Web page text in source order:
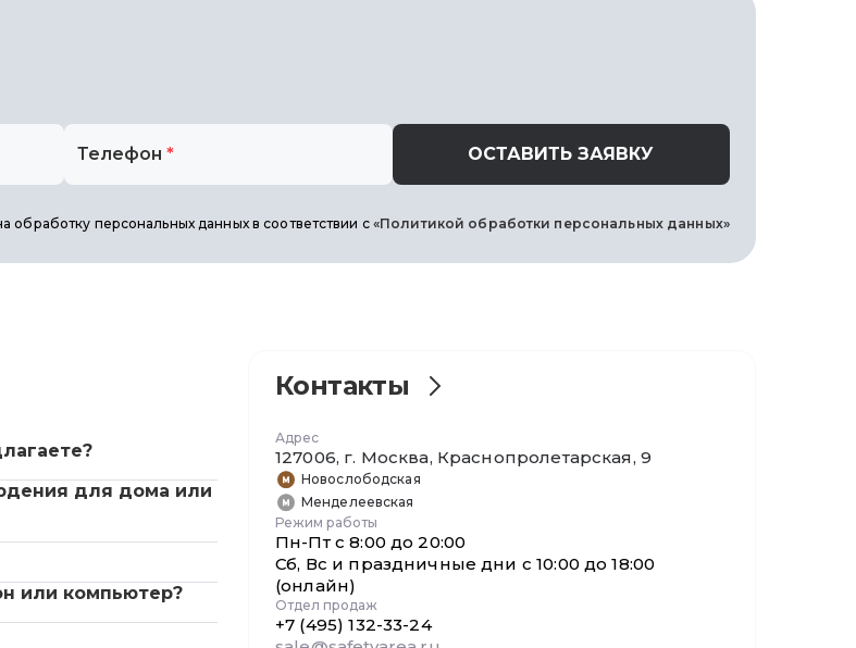
Телефон * ОСТАВИТЬ ЗАЯВКУ
обработку персональных данных в соответствии с «Политикой обработки персональных данных»
для дома или
или компьютер?
Контакты
Адрес
127006, г. Москва, Краснопролетарская, 9
Новослободская
Менделеевская
Режим работы
Пн-Пт с 8:00 до 20:00
Сб, Вс и праздничные дни с 10:00 до 18:00
(онлайн)
Отдел продаж
+7 (495) 132-33-24